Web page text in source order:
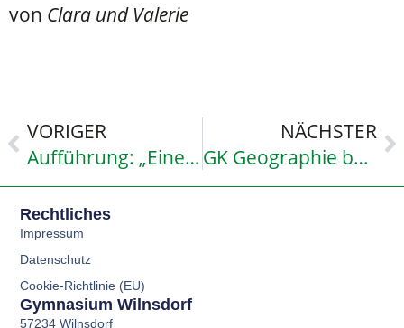
von Clara und Valerie
VORIGER
Aufführung: „Eine Ente, die nicht quakt, …“
NÄCHSTER
GK Geographie bei den Klima-Welten
Rechtliches
Impressum
Datenschutz
Cookie-Richtlinie (EU)
Gymnasium Wilnsdorf
57234 Wilnsdorf